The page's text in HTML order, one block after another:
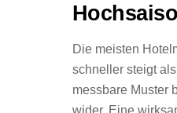
Die meisten
schneller steigt
messbare Muster
wider. Eine